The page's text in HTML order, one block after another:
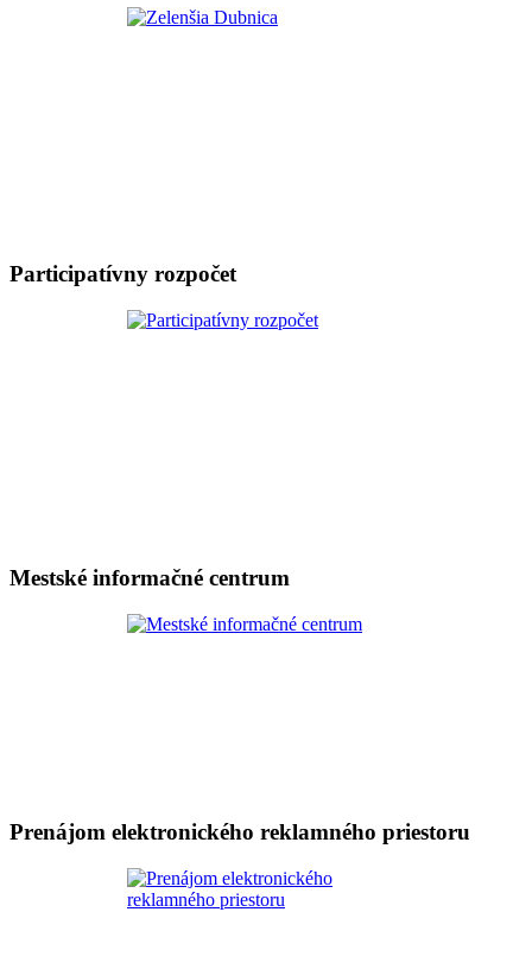
Participatívny rozpočet
Mestské informačné centrum
Prenájom elektronického reklamného priestoru